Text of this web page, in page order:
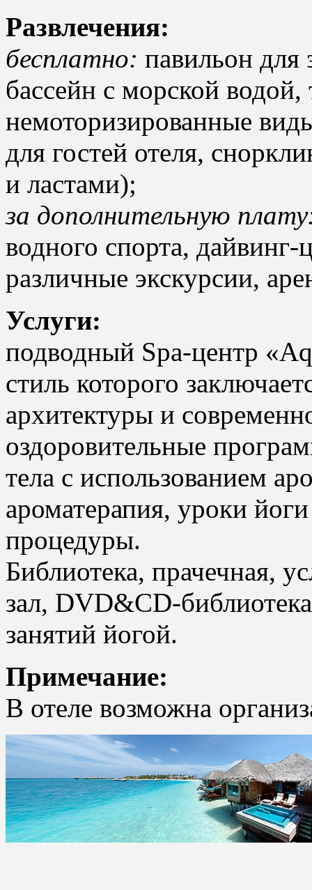
Развлечения:
бесплатно: павильон для
бассейн с морской
немоторизированные
для гостей отеля,
и ластами);
за дополнительную
водного спорта,
различные экскурсии,
Услуги:
подводный Spa-центр
стиль которого
архитектуры и
оздоровительные
тела с использованием
ароматерапия, уроки
процедуры.
Библиотека, прачечная,
зал, DVD&CD-
занятий йогой.
Примечание:
В отеле возможна